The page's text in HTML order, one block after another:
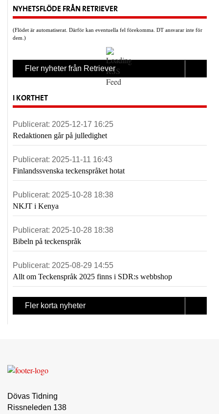
NYHETSFLÖDE FRÅN RETRIEVER
(Flödet är automatiserat. Därför kan eventuella fel förekomma. DT ansvarar inte för
dem.)
Fler nyheter från Retriever
I KORTHET
Publicerat: 2025-12-17 16:25
Redaktionen går på julledighet
Publicerat: 2025-11-11 16:43
Finlandssvenska teckenspråket hotat
Publicerat: 2025-10-28 18:38
NKJT i Kenya
Publicerat: 2025-10-28 18:38
Bibeln på teckenspråk
Publicerat: 2025-08-29 14:55
Allt om Teckenspråk 2025 finns i SDR:s webbshop
Fler korta nyheter
Dövas Tidning
Rissneleden 138